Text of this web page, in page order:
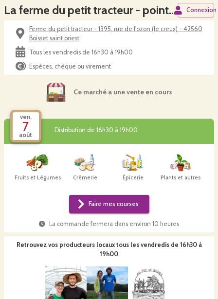
La ferme du petit tracteur - point de retrait à la ferme Connexion
Ferme du petit tracteur - 1395, rue de l'ozon (le creux) - 42560
Boisset saint priest
Tous les vendredis de 16h30 à 19h00
Espèces, chèque ou virement
Ce marché a une vente en cours
ven.
7
août
Distribution de 16h30 à 19h00
Fruits et Légumes Crèmerie Épicerie Plants et autres
Faire mes courses
La commande fermera dans environ 10 heures
Retrouvez vos producteurs locaux tous les vendredis de 16h30 à
19h00